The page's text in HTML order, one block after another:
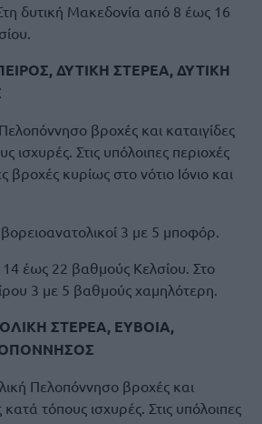
δυτική Μακεδονία από 8 έως 16
ΔΥΤΙΚΗ ΣΤΕΡΕΑ, ΔΥΤΙΚΗ
βροχές και καταιγίδες
ισχυρές. Στις υπόλοιπες περιοχές
βροχές κυρίως στο νότιο Ιόνιο και
3 με 5 μποφόρ.
έως 22 βαθμούς Κελσίου. Στο
3 με 5 βαθμούς χαμηλότερη.
ΣΤΕΡΕΑ, ΕΥΒΟΙΑ,
Πελοπόννησο βροχές και
τόπους ισχυρές. Στις υπόλοιπες